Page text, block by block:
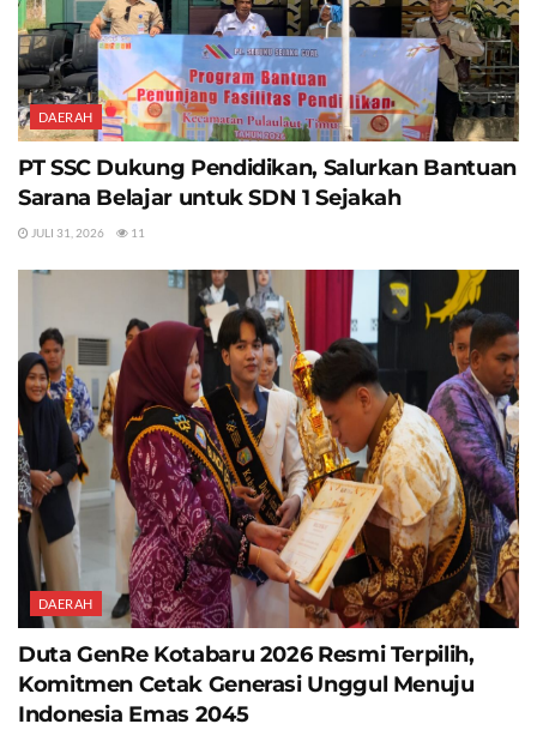
DAERAH
PT SSC Dukung Pendidikan, Salurkan Bantuan
Sarana Belajar untuk SDN 1 Sejakah
JULI 31, 2026 11
DAERAH
Duta GenRe Kotabaru 2026 Resmi Terpilih,
Komitmen Cetak Generasi Unggul Menuju
Indonesia Emas 2045